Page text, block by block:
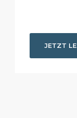
JETZT